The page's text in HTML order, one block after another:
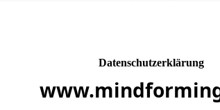
Datenschutzerklärung